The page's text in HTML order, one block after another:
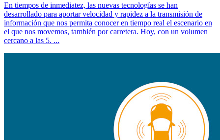
En tiempos de inmediatez, las nuevas tecnologías se han
desarrollado para aportar velocidad y rapidez a la transmisión de
información que nos permita conocer en tiempo real el escenario en
el que nos movemos, también por carretera. Hoy, con un volumen
cercano a las 5. ...